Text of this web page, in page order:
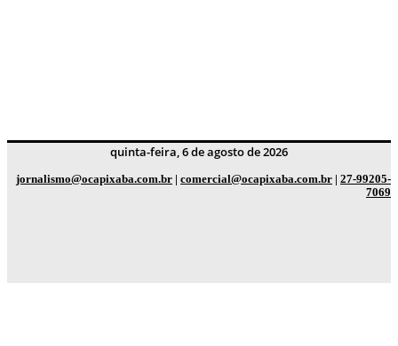
quinta-feira, 6 de agosto de 2026
jornalismo@ocapixaba.com.br | comercial@ocapixaba.com.br | 27-99205-
7069